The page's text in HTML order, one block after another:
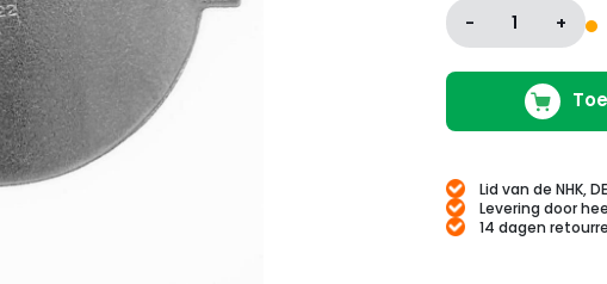
- 1 +
Lid van de NHK,
Levering door
14 dagen